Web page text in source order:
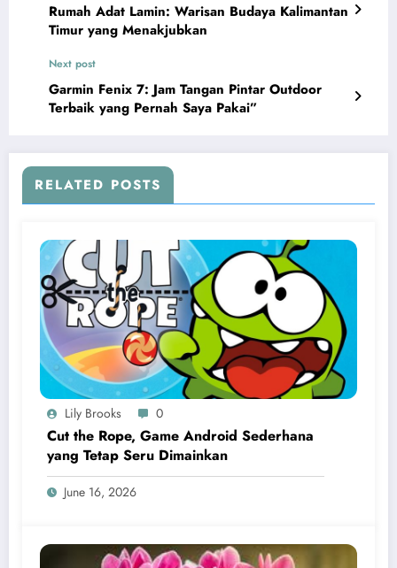
Rumah Adat Lamin: Warisan Budaya Kalimantan
Timur yang Menakjubkan
Next post
Garmin Fenix 7: Jam Tangan Pintar Outdoor
Terbaik yang Pernah Saya Pakai”
RELATED POSTS
Lily Brooks 0
Cut the Rope, Game Android Sederhana
yang Tetap Seru Dimainkan
June 16, 2026